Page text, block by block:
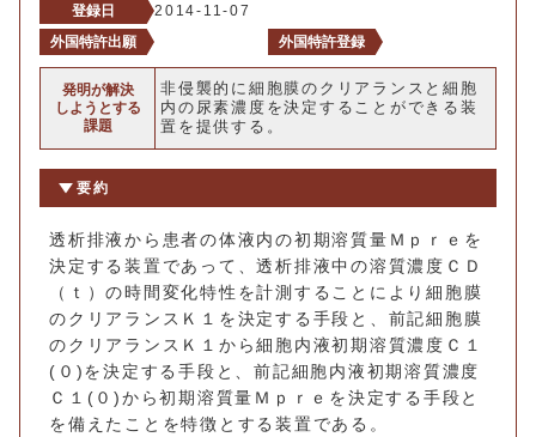
登録日
2014-11-07
外国特許出願
外国特許登録
発明が解決
しようとする
課題
非侵襲的に細胞膜のクリアランスと細胞
内の尿素濃度を決定することができる装
置を提供する。
要約
透析排液から患者の体液内の初期溶質量Ｍｐｒｅを
決定する装置であって、透析排液中の溶質濃度ＣＤ
（ｔ）の時間変化特性を計測することにより細胞膜
のクリアランスＫ１を決定する手段と、前記細胞膜
のクリアランスＫ１から細胞内液初期溶質濃度Ｃ１
(０)を決定する手段と、前記細胞内液初期溶質濃度
Ｃ１(０)から初期溶質量Ｍｐｒｅを決定する手段と
を備えたことを特徴とする装置である。